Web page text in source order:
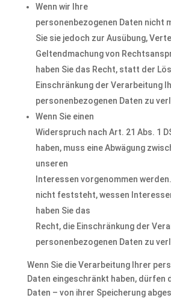
Wenn wir Ihre
personenbezogenen Daten nicht
Sie sie jedoch zur Ausübung,
Geltendmachung von
haben Sie das Recht, statt der
Einschränkung der Verarbeitung
personenbezogenen Daten zu
Wenn Sie einen
Widerspruch nach Art. 21 Abs. 1
haben, muss eine Abwägung
unseren
Interessen vorgenommen
nicht feststeht, wessen
haben Sie das
Recht, die Einschränkung der
personenbezogenen Daten zu
Wenn Sie die Verarbeitung Ihrer
Daten eingeschränkt haben, dürfen
Daten – von ihrer Speicherung